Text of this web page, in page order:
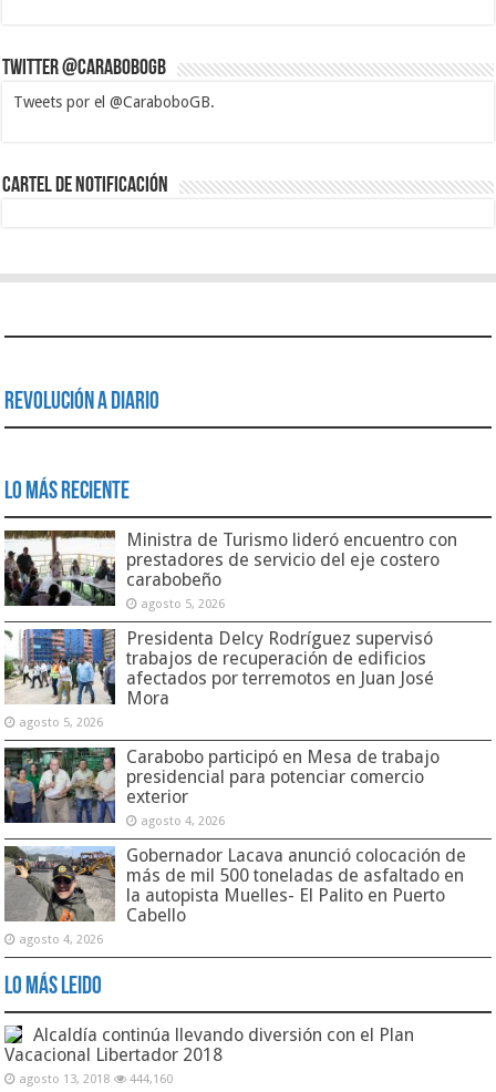
Twitter @CaraboboGB
Tweets por el @CaraboboGB.
Cartel de Notificación
Revolución a Diario
Lo Más Reciente
Ministra de Turismo lideró encuentro con
prestadores de servicio del eje costero
carabobeño
agosto 5, 2026
Presidenta Delcy Rodríguez supervisó
trabajos de recuperación de edificios
afectados por terremotos en Juan José
Mora
agosto 5, 2026
Carabobo participó en Mesa de trabajo
presidencial para potenciar comercio
exterior
agosto 4, 2026
Gobernador Lacava anunció colocación de
más de mil 500 toneladas de asfaltado en
la autopista Muelles- El Palito en Puerto
Cabello
agosto 4, 2026
Lo Más Leido
Alcaldía continúa llevando diversión con el Plan
Vacacional Libertador 2018
agosto 13, 2018 444,160